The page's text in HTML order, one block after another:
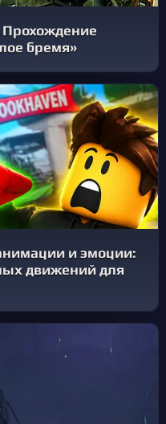
Прохождение
бремя»
и эмоции:
движений для